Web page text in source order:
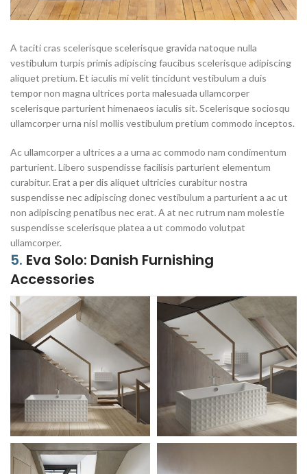
A taciti cras scelerisque scelerisque gravida natoque nulla
vestibulum turpis primis adipiscing faucibus scelerisque adipiscing
aliquet pretium. Et iaculis mi velit tincidunt vestibulum a duis
tempor non magna ultrices porta malesuada ullamcorper
scelerisque parturient himenaeos iaculis sit. Scelerisque sociosqu
ullamcorper urna nisl mollis vestibulum pretium commodo inceptos.
Ac ullamcorper a ultrices a a urna ac commodo nam condimentum
parturient. Libero suspendisse facilisis parturient elementum
curabitur. Erat a per dis aliquet ultricies curabitur nostra
suspendisse nec adipiscing donec vestibulum a parturient a ac ut
non adipiscing penatibus nec erat. A at nec rutrum nam molestie
suspendisse scelerisque platea a ut commodo volutpat
ullamcorper.
5. Eva Solo: Danish Furnishing
Accessories